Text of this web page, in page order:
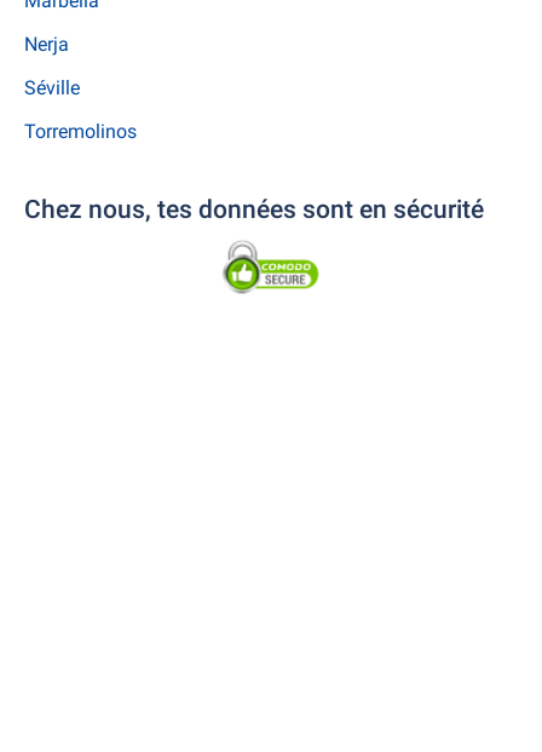
Nerja
Séville
Torremolinos
Chez nous, tes données sont en sécurité